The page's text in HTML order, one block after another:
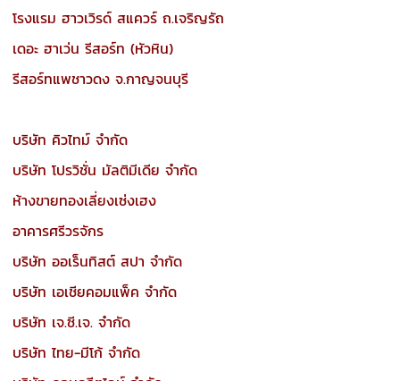
โรงแรม ฮาวเวิรด์ สแควร์ ถ.เจริญรัถ
เดอะ ฮาเว่น รีสอร์ท (หัวหิน)
รีสอร์ทแพชาวดง จ.กาญจนบุรี
บริษัท คิวไทม์ จำกัด
บริษัท โปรวิชั่น มัลติมีเดีย จำกัด
ห้างขายทองเลี่ยงเซ่งเฮง
อาคารศรีวรจักร
บริษัท ออเร็นทิสต์ สปา จำกัด
บริษัท เอเชียคอมแพ็ค จำกัด
บริษัท เจ.ซี.เจ. จำกัด
บริษัท ไทย-มีโก้ จำกัด